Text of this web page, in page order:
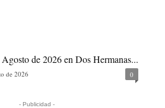
de 2026 en Dos Hermanas...
de 2026 0
- Publicidad -